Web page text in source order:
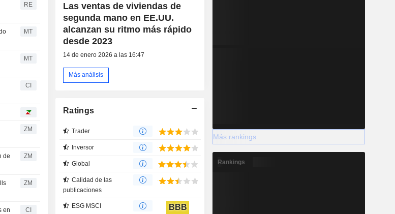
RE
MT
MT
CI
ZM
ZM
ZM
en
CI
Las ventas de viviendas de
segunda mano en EE.UU.
alcanzan su ritmo más rápido
desde 2023
14 de enero 2026 a las 16:47
Más análisis
Ratings
Trader
Inversor
Global
Calidad de las
publicaciones
ESG MSCI BBB
Más rankings
Rankings